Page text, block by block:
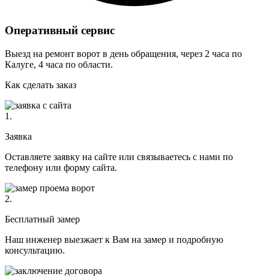
Оперативный сервис
Выезд на ремонт ворот в день обращения, через 2 часа по
Калуге, 4 часа по области.
Как сделать заказ
1.
Заявка
Оставляете заявку на сайте или связываетесь с нами по
телефону или форму сайта.
2.
Бесплатный замер
Наш инженер выезжает к Вам на замер и подробную
консультацию.